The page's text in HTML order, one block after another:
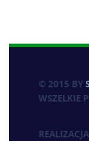
© 2015 BY
WSZELKIE